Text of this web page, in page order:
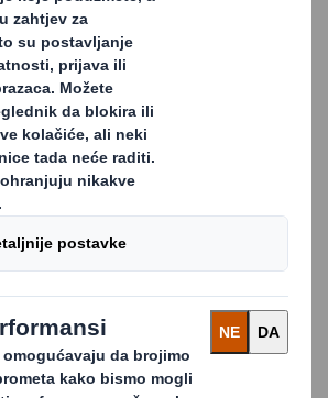
tvrtka DS Smith Paper razvija
i procese kako bi osigurala da
od papira budu najbolje moguće
vodeća je na
proizvodnje